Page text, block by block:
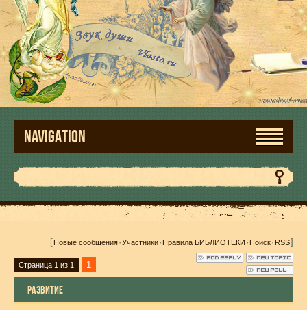
NAVIGATION
[Новые сообщения·Участники·Правила БИБЛИОТЕКИ·Поиск·RSS]
Страница 1 из 1 1
РАЗВИТИЕ